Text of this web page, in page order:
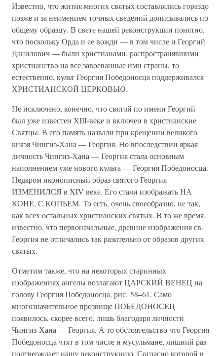
Известно, что жития многих святых составлялись гораздо
позже и за неимением точных сведений дописывались по
общему образцу. В свете нашей реконструкции понятно,
что поскольку Орда и ее вожди — в том числе и Георгий
Данилович — были христианами, распространявшими
христианство на все завоеванные ими страны, то
естественно, культ Георгия Победоносца поддерживался
ХРИСТИАНСКОЙ ЦЕРКОВЬЮ.
Не исключено, конечно, что святой по имени Георгий
был уже известен XIII-веке и включен в христианские
Святцы. В его память назвали при крещении великого
князя Чингиз-Хана — Георгия, Но впоследствии яркая
личность Чингиз-Хана — Георгия стала основным
наполнением уже нового культа — Георгия Победоносца.
Недаром иконописный образ святого Георгия
ИЗМЕНИЛСЯ в XIV веке. Его стали изображать НА
КОНЕ, С КОПЬЕМ. То есть, очень своеобразно, не так,
как всех остальных христианских святых. В то же время,
известно, что первоначальные, древние изображения св.
Георгия не отличались так разительно от образов других
святых.
Отметим также, что на некоторых старинных
изображениях ангелы возлагают ЦАРСКИЙ ВЕНЕЦ на
голову Георгия Победоносца, рис. 58–61. Само
многозначительное прозвище ПОБЕДОНОСЕЦ
появилось, скорее всего, лишь благодаря личности
Чингиз-Хана — Георгия. А то обстоятельство что Георгия
Победоносца чтят в том числе и мусульмане, лишний раз
подтверждает нашу реконструкцию. Согласно которой в